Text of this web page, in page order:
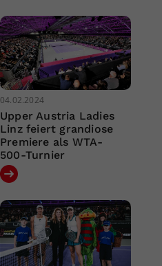
04.02.2024
Upper Austria Ladies
Linz feiert grandiose
Premiere als WTA-
500-Turnier